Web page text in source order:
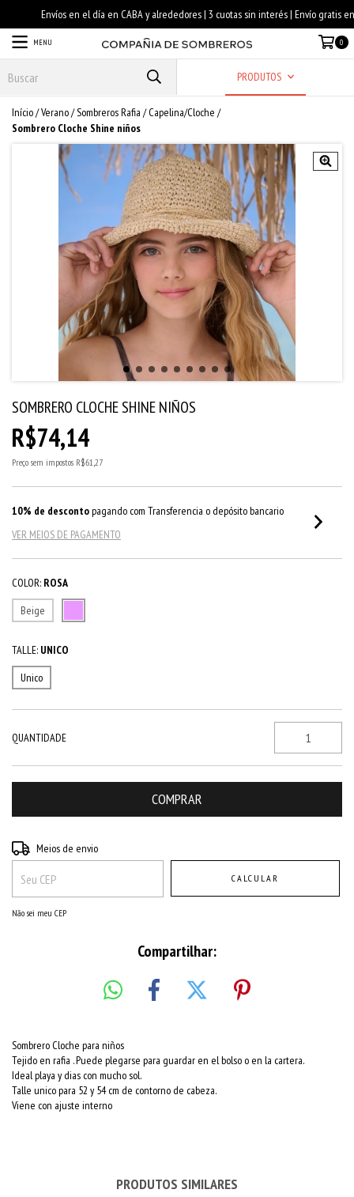
MENU 0
PRODUTOS
Início/Verano/Sombreros Rafia / Capelina/Cloche /
Sombrero Cloche Shine niños
SOMBRERO CLOCHE SHINE NIÑOS
R$74,14
Preço sem impostos R$61,27
10% de descontopagando com Transferencia o depósito bancario
VER MEIOS DE PAGAMENTO
COLOR: ROSA
Beige
TALLE: UNICO
Unico
QUANTIDADE
Entregas para o CEP:
Meios de envio
CALCULAR
Não sei meu CEP
Compartilhar:
Sombrero Cloche para niños
Tejido en rafia . Puede plegarse para guardar en el bolso o en la cartera.
Ideal playa y dias con mucho sol.
Talle unico para 52 y 54 cm de contorno de cabeza.
Viene con ajuste interno
PRODUTOS SIMILARES